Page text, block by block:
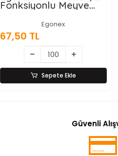
Fonksiyonlu Meyve
Sebze Soyacağı,
Jülyen Dilimleyici ve
Şişe Açacağı – Ahşap
Saplı Paslanmaz Çelik
Egonex
67,50 TL
Sepete Ekle
Güvenli